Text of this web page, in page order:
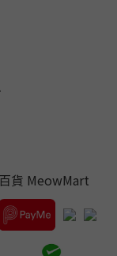
貨 MeowMart